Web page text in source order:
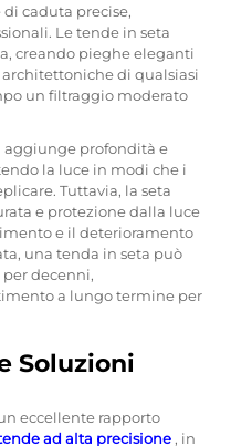
caduta precise,
Le tende in seta
creando pieghe eleganti
di qualsiasi
un filtraggio moderato
aggiunge profondità e
la luce in modi che i
Tuttavia, la seta
e protezione dalla luce
e il deterioramento
una tenda in seta può
decenni,
a lungo termine per
Soluzioni
eccellente rapporto
ad alta precisione , in